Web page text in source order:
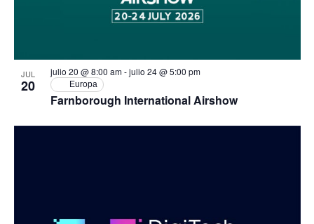
JUL
20
Farnborough International Airshow
julio 20 @ 8:00 am-julio 24 @ 5:00 pm
Europa